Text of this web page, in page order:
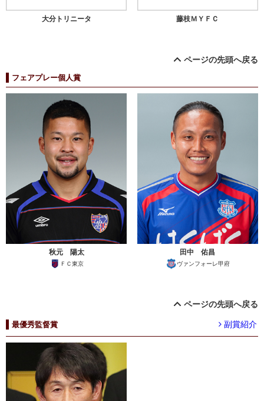
大分トリニータ 藤枝ＭＹＦＣ
ページの先頭へ戻る
フェアプレー個人賞
秋元 陽太
ＦＣ東京
田中 佑昌
ヴァンフォーレ甲府
ページの先頭へ戻る
最優秀監督賞 副賞紹介